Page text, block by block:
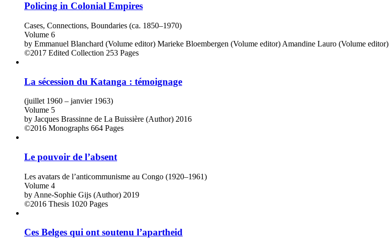
Policing in Colonial Empires
Cases, Connections, Boundaries (ca. 1850–1970)
Volume 6
by Emmanuel Blanchard (Volume editor) Marieke Bloembergen (Volume editor) Amandine Lauro (Volume editor)
©2017 Edited Collection 253 Pages
La sécession du Katanga : témoignage
(juillet 1960 – janvier 1963)
Volume 5
by Jacques Brassinne de La Buissière (Author) 2016
©2016 Monographs 664 Pages
Le pouvoir de l’absent
Les avatars de l’anticommunisme au Congo (1920–1961)
Volume 4
by Anne-Sophie Gijs (Author) 2019
©2016 Thesis 1020 Pages
Ces Belges qui ont soutenu l’apartheid